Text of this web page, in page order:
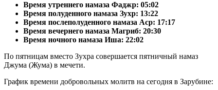
Время утреннего намаза Фаджр: 05:02
Время полуденного намаза Зухр: 13:22
Время послеполуденного намаза Аср: 17:17
Время вечернего намаза Магриб: 20:30
Время ночного намаза Иша: 22:02
По пятницам вместо Зухра совершается пятничный намаз
Джума (Жума) в мечети.
График времени добровольных молитв на сегодня в Зарубине: